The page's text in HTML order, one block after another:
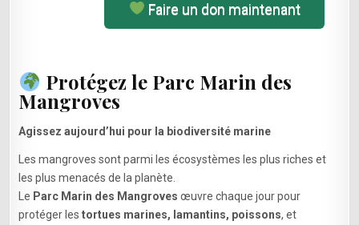
Faire un don maintenant
Protégez le Parc Marin des
Mangroves
Agissez aujourd’hui pour la biodiversité marine
Les mangroves sont parmi les écosystèmes les plus riches et
les plus menacés de la planète.
Le Parc Marin des Mangroves œuvre chaque jour pour
protéger lestortues marines, lamantins, poissons, et